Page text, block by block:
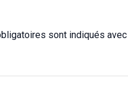
sont indiqués avec